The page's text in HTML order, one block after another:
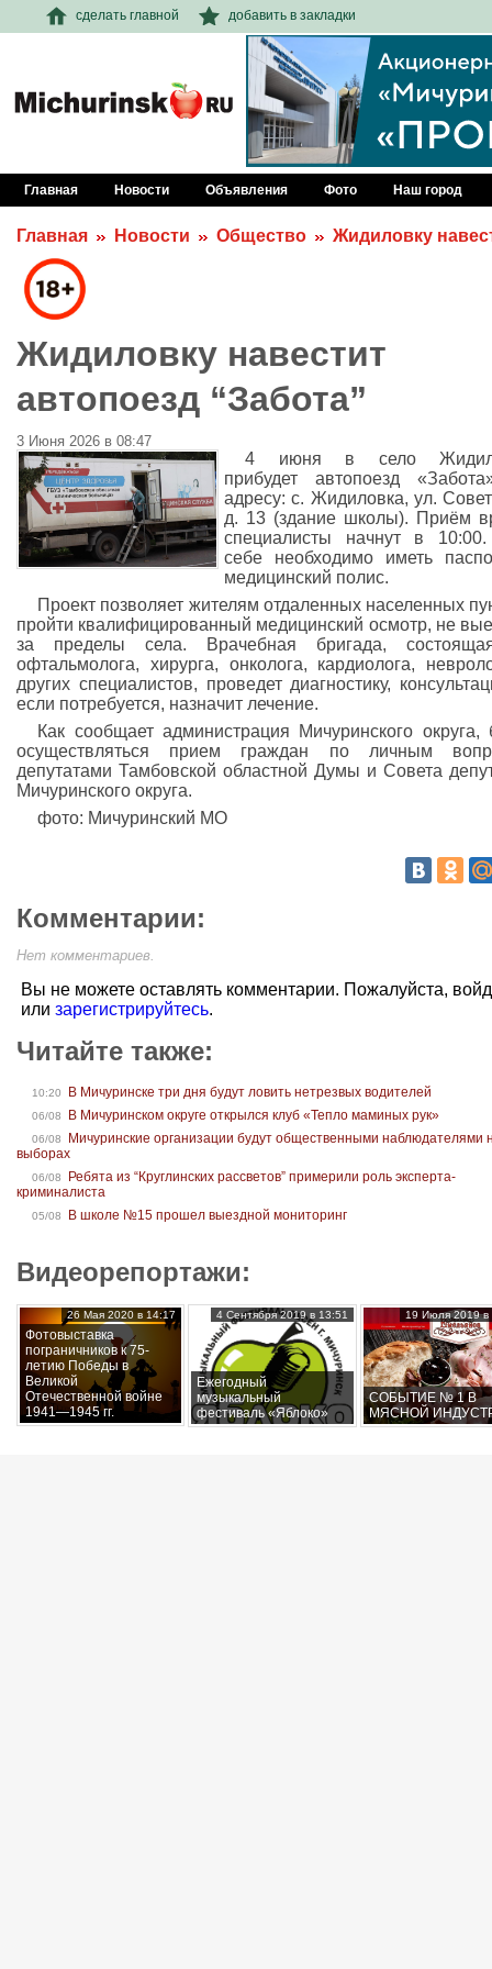
сделать главной добавить в закладки
Главная Новости Объявления Фото Наш город
Главная Новости Общество Жидиловку
Жидиловку навестит
автопоезд “Забота”
3 Июня 2026 в 08:47
4 июня в село
прибудет автопоезд
адресу: с. Жидиловка, ул.
д. 13 (здание школы). Приём
специалисты начнут в
себе необходимо иметь
медицинский полис.
Проект позволяет жителям отдаленных населенных
пройти квалифицированный медицинский осмотр, не
за пределы села. Врачебная бригада,
офтальмолога, хирурга, онколога, кардиолога,
других специалистов, проведет диагностику,
если потребуется, назначит лечение.
Как сообщает администрация Мичуринского округа,
осуществляться прием граждан по личным
депутатами Тамбовской областной Думы и Совета
Мичуринского округа.
фото: Мичуринский МО
Комментарии:
Нет комментариев.
Вы не можете оставлять комментарии. Пожалуйста,
или зарегистрируйтесь.
Читайте также:
10:20 В Мичуринске три дня будут ловить нетрезвых водителей
06/08 В Мичуринском округе открылся клуб «Тепло маминых рук»
06/08
Мичуринские организации будут общественными наблюдателями
выборах
06/08
Ребята из “Круглинских рассветов” примерили роль эксперта-
криминалиста
05/08 В школе №15 прошел выездной мониторинг
Видеорепортажи:
Фотовыставка
пограничников к 75-
летию Победы в
Великой
Отечественной войне
1941—1945 гг.
26 Мая 2020 в 14:17
Ежегодный
музыкальный
фестиваль «Яблоко»
4 Сентября 2019 в 13:51
СОБЫТИЕ № 1 В
МЯСНОЙ
19 Июля 2019 в